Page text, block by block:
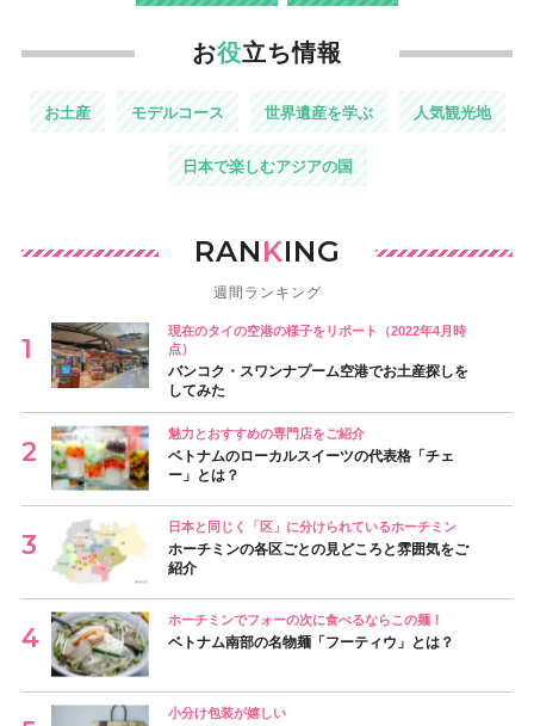
お役立ち情報
お土産 モデルコース 世界遺産を学ぶ 人気観光地
日本で楽しむアジアの国
RANKING
週間ランキング
現在のタイの空港の様子をリポート（2022年4月時
点）
バンコク・スワンナプーム空港でお土産探しを
してみた
魅力とおすすめの専門店をご紹介
ベトナムのローカルスイーツの代表格「チェ
ー」とは？
日本と同じく「区」に分けられているホーチミン
ホーチミンの各区ごとの見どころと雰囲気をご
紹介
ホーチミンでフォーの次に食べるならこの麺！
ベトナム南部の名物麺「フーティウ」とは？
小分け包装が嬉しい